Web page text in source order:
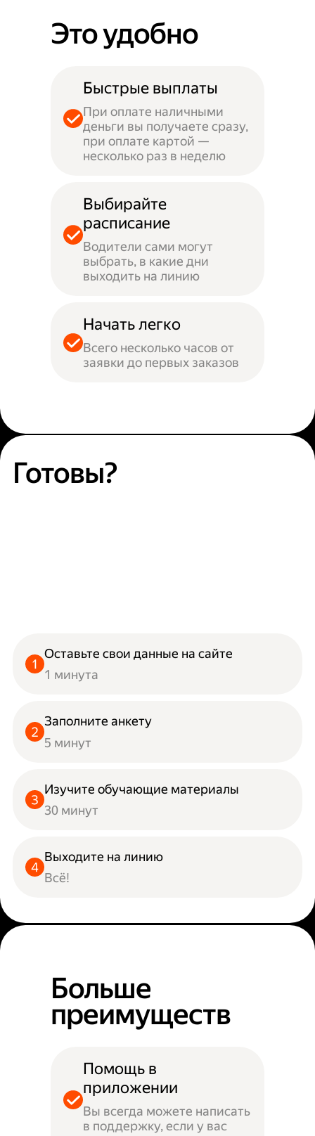
Это удобно
Быстрые выплаты
При оплате наличными
деньги вы получаете сразу,
при оплате картой —
несколько раз в неделю
Выбирайте
расписание
Водители сами могут
выбрать, в какие дни
выходить на линию
Начать легко
Всего несколько часов от
заявки до первых заказов
Готовы?
Оставьте свои данные на сайте
1 минута
Заполните анкету
5 минут
Изучите обучающие материалы
30 минут
Выходите на линию
Всё!
Больше
преимуществ
Помощь в
приложении
Вы всегда можете написать
в поддержку, если у вас